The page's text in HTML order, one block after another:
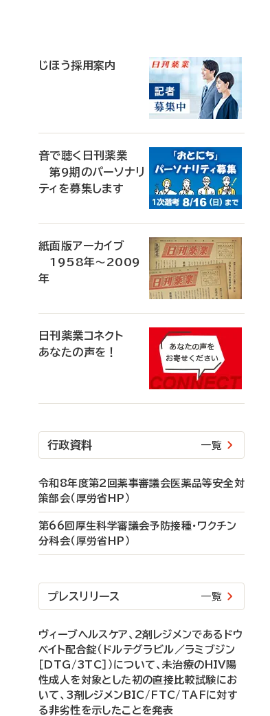
じほう採用案内
音で聴く日刊薬業
第9期のパーソナリ
ティを募集します
紙面版アーカイブ
1958年～2009
年
日刊薬業コネクト
あなたの声を！
行政資料 一覧
令和8年度第2回薬事審議会医薬品等安全対
策部会（厚労省HP）
第66回厚生科学審議会予防接種・ワクチン
分科会（厚労省HP）
プレスリリース 一覧
ヴィーブヘルスケア、2剤レジメンであるドウ
ベイト配合錠（ドルテグラビル／ラミブジン
［DTG/3TC］）について、未治療のHIV陽
性成人を対象とした初の直接比較試験にお
いて、3剤レジメンBIC/FTC/TAFに対す
る非劣性を示したことを発表